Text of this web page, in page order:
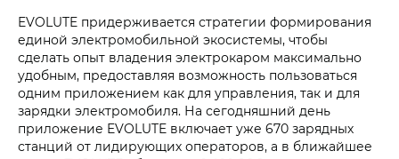
EVOLUTE придерживается стратегии формирования
единой электромобильной экосистемы, чтобы
сделать опыт владения электрокаром максимально
удобным, предоставляя возможность пользоваться
одним приложением как для управления, так и для
зарядки электромобиля. На сегодняшний день
приложение EVOLUTE включает уже 670 зарядных
станций от лидирующих операторов, а в ближайшее